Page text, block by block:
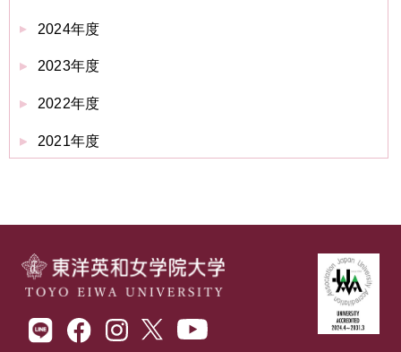
2024年度
2023年度
2022年度
2021年度